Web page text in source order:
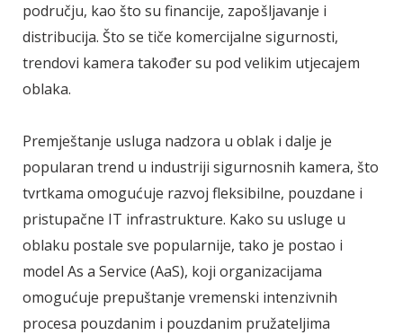
području, kao što su financije, zapošljavanje i
distribucija. Što se tiče komercijalne sigurnosti,
trendovi kamera također su pod velikim utjecajem
oblaka.
Premještanje usluga nadzora u oblak i dalje je
popularan trend u industriji sigurnosnih kamera, što
tvrtkama omogućuje razvoj fleksibilne, pouzdane i
pristupačne IT infrastrukture. Kako su usluge u
oblaku postale sve popularnije, tako je postao i
model As a Service (AaS), koji organizacijama
omogućuje prepuštanje vremenski intenzivnih
procesa pouzdanim i pouzdanim pružateljima